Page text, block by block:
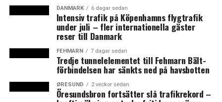
DANMARK 6 dagar sedan
Intensiv trafik på Köpenhamns flygtrafik
under juli – fler internationella gäster
reser till Danmark
FEHMARN 7 dagar sedan
Tredje tunnelelementet till Fehmarn Bält-
förbindelsen har sänkts ned på havsbotten
ØRESUND 2 veckor sedan
Öresundsbron fortsätter slå trafikrekord –